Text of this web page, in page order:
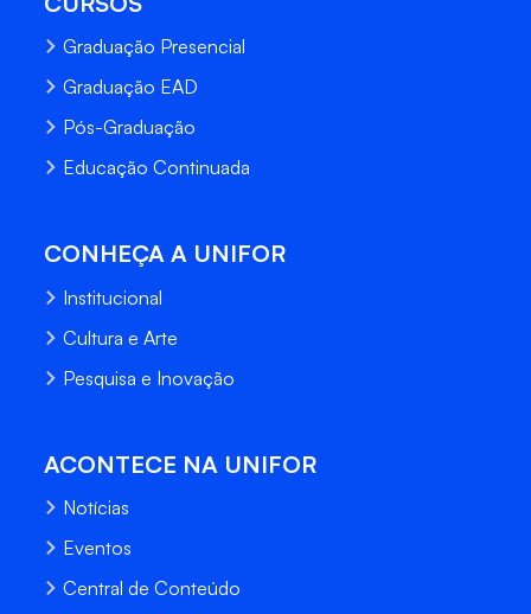
Graduação Presencial
Graduação EAD
Pós-Graduação
Educação Continuada
CONHEÇA A UNIFOR
Institucional
Cultura e Arte
Pesquisa e Inovação
ACONTECE NA UNIFOR
Notícias
Eventos
Central de Conteúdo